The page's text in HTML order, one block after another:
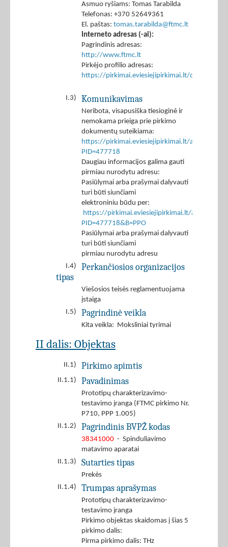
Asmuo ryšiams: Tomas Tarabilda
Telefonas: +370 52649361
El. paštas: tomas.tarabilda@ftmc.lt
Interneto adresas (-ai):
Pagrindinis adresas:
http://www.ftmc.lt
Pirkėjo profilio adresas:
https://pirkimai.eviesiejipirkimai.lt/ctm/
I.3) Komunikavimas
Neribota, visapusiška tiesioginė ir
nemokama prieiga prie pirkimo
dokumentų suteikiama:
https://pirkimai.eviesiejipirkimai.lt/app/rfq/
PID=477718
Daugiau informacijos galima gauti
pirmiau nurodytu adresu:
Pasiūlymai arba prašymai dalyvauti
turi būti siunčiami
elektroniniu būdu per:
https://pirkimai.eviesiejipirkimai.lt/app/rfq/
PID=477718&B=PPO
Pasiūlymai arba prašymai dalyvauti
turi būti siunčiami
pirmiau nurodytu adresu
I.4)
Perkančiosios organizacijos
tipas
Viešosios teisės reglamentuojama
įstaiga
I.5)
Pagrindinė veikla
Kita veikla: Moksliniai tyrimai
II dalis: Objektas
II.1) Pirkimo apimtis
II.1.1) Pavadinimas
Prototipų charakterizavimo-
testavimo įranga (FTMC pirkimo Nr.
P710, PPP 1.005)
II.1.2)
Pagrindinis BVPŽ kodas
38341000 - Spinduliavimo
matavimo aparatai
II.1.3)
Sutarties tipas
Prekės
II.1.4)
Trumpas aprašymas
Prototipų charakterizavimo-
testavimo įranga
Pirkimo objektas skaidomas į šias 5
pirkimo dalis:
Pirma pirkimo dalis: THz